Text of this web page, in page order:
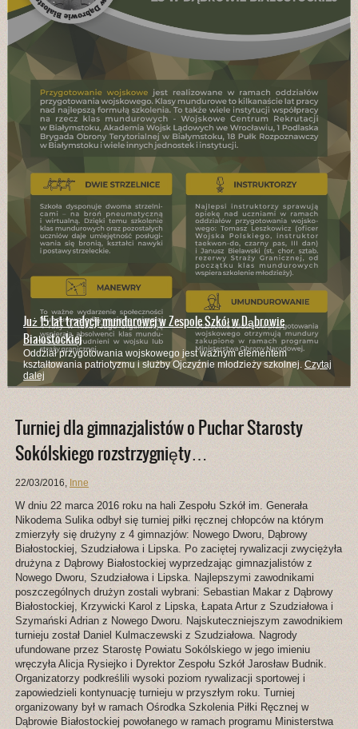
Branżowa Szkoła I Stopnia kształci w wielu zawodach
Kucharze, mechanicy pojazdów samochodowych, stolarze, rolnicy,
murarze - to zaledwie część z zawodów w których kształci szkołaCzytaj
dalej
Turniej dla gimnazjalistów o Puchar Starosty
Sokólskiego rozstrzygnięty…
22/03/2016, Inne
W dniu 22 marca 2016 roku na hali Zespołu Szkół im. Generała
Nikodema Sulika odbył się turniej piłki ręcznej chłopców na którym
zmierzyły się drużyny z 4 gimnazjów: Nowego Dworu, Dąbrowy
Białostockiej, Szudziałowa i Lipska. Po zaciętej rywalizacji zwyciężyła
drużyna z Dąbrowy Białostockiej wyprzedzając gimnazjalistów z
Nowego Dworu, Szudziałowa i Lipska. Najlepszymi zawodnikami
poszczególnych drużyn zostali wybrani: Sebastian Makar z Dąbrowy
Białostockiej, Krzywicki Karol z Lipska, Łapata Artur z Szudziałowa i
Szymański Adrian z Nowego Dworu. Najskuteczniejszym zawodnikiem
turnieju został Daniel Kulmaczewski z Szudziałowa. Nagrody
ufundowane przez Starostę Powiatu Sokólskiego w jego imieniu
wręczyła Alicja Rysiejko i Dyrektor Zespołu Szkół Jarosław Budnik.
Organizatorzy podkreślili wysoki poziom rywalizacji sportowej i
zapowiedzieli kontynuację turnieju w przyszłym roku. Turniej
organizowany był w ramach Ośrodka Szkolenia Piłki Ręcznej w
Dąbrowie Białostockiej powołanego w ramach programu Ministerstwa